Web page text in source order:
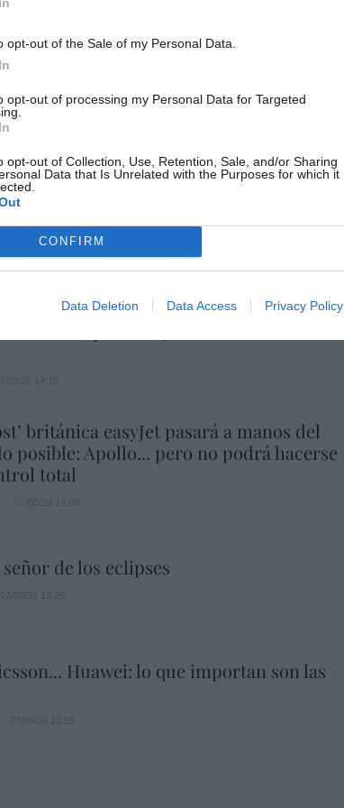
opt-out of the Sale of my Personal Data.
opt-out of processing my Personal Data for Targeted
opt-out of Collection, Use, Retention, Sale, and/or Sharing
Data that Is Unrelated with the Purposes for which it
CONFIRM
Data Deletion Data Access Privacy Policy
no se ha atrevido a acabar con Onur
Rodríguez Soler le exige que le
y exhibe músculo
07/08/26 07:57
se levanta de la tumbona para hacerse una
británica easyJet pasará a manos del
posible: Apollo... pero no podrá hacerse
total
de los eclipses
Huawei: lo que importan son las